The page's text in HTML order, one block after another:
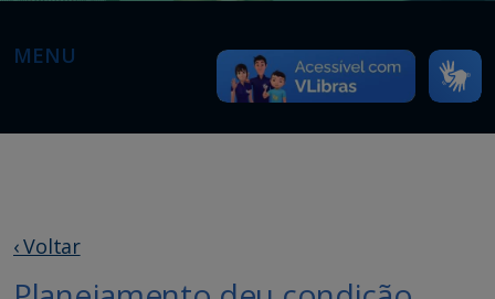
MENU
‹ Voltar